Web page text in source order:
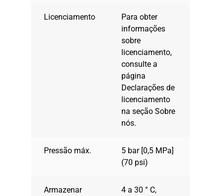
Licenciamento
Para obter
informações
sobre
licenciamento,
consulte a
página
Declarações de
licenciamento
na seção Sobre
nós.
Pressão máx.
5 bar [0,5 MPa]
(70 psi)
Armazenar
4 a 30 ° C,